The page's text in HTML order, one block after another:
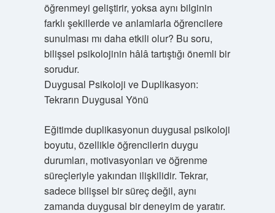
öğrenmeyi geliştirir, yoksa aynı bilginin
farklı şekillerde ve anlamlarla öğrencilere
sunulması mı daha etkili olur? Bu soru,
bilişsel psikolojinin hâlâ tartıştığı önemli bir
sorudur.
Duygusal Psikoloji ve Duplikasyon:
Tekrarın Duygusal Yönü
Eğitimde duplikasyonun duygusal psikoloji
boyutu, özellikle öğrencilerin duygu
durumları, motivasyonları ve öğrenme
süreçleriyle yakından ilişkilidir. Tekrar,
sadece bilişsel bir süreç değil, aynı
zamanda duygusal bir deneyim de yaratır.